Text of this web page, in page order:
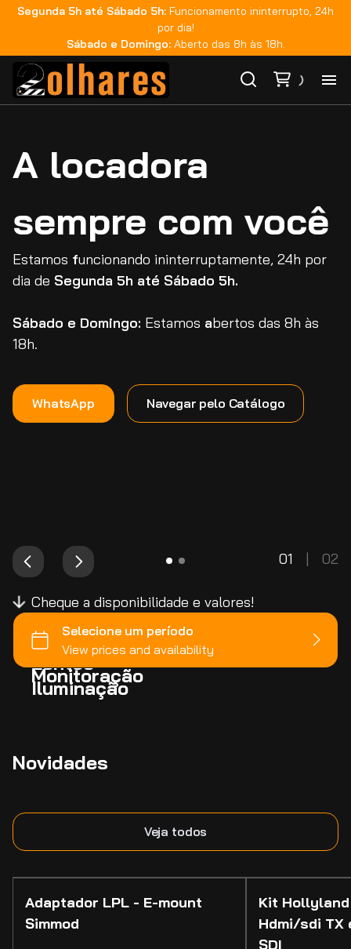
Segunda 5h até Sábado 5h: Funcionamento ininterrupto, 24h
por dia!
Sábado e Domingo: Aberto das 8h às 18h.
A locadora
sempre com você
Estamos funcionando ininterruptamente, 24h por
dia de Segunda 5h até Sábado 5h.
Sábado e Domingo: Estamos abertos das 8h às
18h.
WhatsApp Navegar pelo Catálogo
01 | 02
Cheque a disponibilidade e valores!
Câmeras
Lentes
Monitoração
Iluminação
Novidades
Veja todos
Adaptador LPL - E-mount
Simmod
Kit
Hdmi/sdi TX
SDI